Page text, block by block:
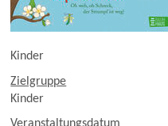
Kinder
Zielgruppe
Kinder